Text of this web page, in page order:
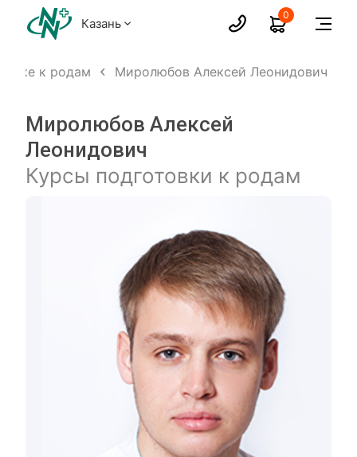
Казань
0
к родам Миролюбов Алексей Леонидович
Миролюбов Алексей
Леонидович
Курсы подготовки к родам